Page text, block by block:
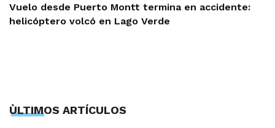
Vuelo desde Puerto Montt termina en accidente:
helicóptero volcó en Lago Verde
ÙLTIMOS ARTÍCULOS